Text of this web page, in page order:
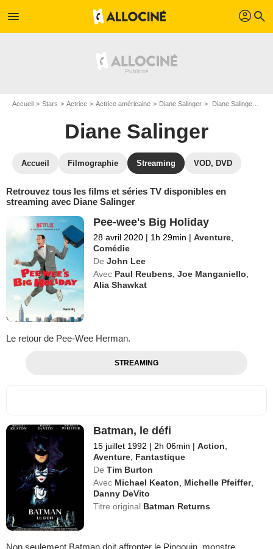
menu profil search
Accueil Stars Actrice Actrice américaine Diane Salinger Diane Salinger : Films et séries online
Diane Salinger
Accueil Filmographie Streaming VOD, DVD
Retrouvez tous les films et séries TV disponibles en
streaming avec Diane Salinger
Pee-wee's Big Holiday
28 avril 2020 | 1h 29min | Aventure
Comédie
De John Lee
Avec Paul Reubens ,Joe Manganiello
Alia Shawkat
Le retour de Pee-Wee Herman.
STREAMING
Batman, le défi
15 juillet 1992 | 2h 06min | Action
Aventure Fantastique
De Tim Burton
Avec Michael Keaton Michelle Pfeiffer,
Danny DeVito
Titre original Batman Returns
Non seulement Batman doit affronter le Pingouin, monstre